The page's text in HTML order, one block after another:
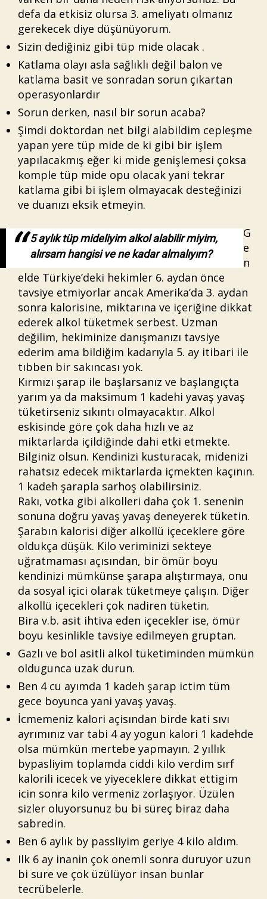
defa da etkisiz olursa 3. ameliyatı olmanız
gerekecek diye düşünüyorum.
Sizin dediğiniz gibi tüp mide olacak .
Katlama olayı asla sağlıklı değil balon ve
katlama basit ve sonradan sorun çıkartan
operasyonlardır
Sorun derken, nasıl bir sorun acaba?
Şimdi doktordan net bilgi alabildim cepleşme
yapan yere tüp mide de ki gibi bir işlem
yapılacakmış eğer ki mide genişlemesi çoksa
komple tüp mide opu olacak yani tekrar
katlama gibi bi işlem olmayacak desteğinizi
ve duanızı eksik etmeyin.
5 aylık tüp mideliyim alkol alabilir miyim,
alırsam hangisi ve ne kadar almalıyım?
G
e
n
elde Türkiye’deki hekimler 6. aydan önce
tavsiye etmiyorlar ancak Amerika’da 3. aydan
sonra kalorisine, miktarına ve içeriğine dikkat
ederek alkol tüketmek serbest. Uzman
değilim, hekiminize danışmanızı tavsiye
ederim ama bildiğim kadarıyla 5. ay itibari ile
tıbben bir sakıncası yok.
Kırmızı şarap ile başlarsanız ve başlangıçta
yarım ya da maksimum 1 kadehi yavaş yavaş
tüketirseniz sıkıntı olmayacaktır. Alkol
eskisinde göre çok daha hızlı ve az
miktarlarda içildiğinde dahi etki etmekte.
Bilginiz olsun. Kendinizi kusturacak, midenizi
rahatsız edecek miktarlarda içmekten kaçının.
1 kadeh şarapla sarhoş olabilirsiniz.
Rakı, votka gibi alkolleri daha çok 1. senenin
sonuna doğru yavaş yavaş deneyerek tüketin.
Şarabın kalorisi diğer alkollü içeceklere göre
oldukça düşük. Kilo veriminizi sekteye
uğratmaması açısından, bir ömür boyu
kendinizi mümkünse şarapa alıştırmaya, onu
da sosyal içici olarak tüketmeye çalışın. Diğer
alkollü içecekleri çok nadiren tüketin.
Bira v.b. asit ihtiva eden içecekler ise, ömür
boyu kesinlikle tavsiye edilmeyen gruptan.
Gazlı ve bol asitli alkol tüketiminden mümkün
oldugunca uzak durun.
Ben 4 cu ayımda 1 kadeh şarap ictim tüm
gece boyunca yani yavaş yavaş.
İcmemeniz kalori açisından birde kati sıvı
ayrımınız var tabi 4 ay yogun kalori 1 kadehde
olsa mümkün mertebe yapmayın. 2 yıllık
bypasliyim toplamda ciddi kilo verdim sırf
kalorili icecek ve yiyeceklere dikkat ettigim
icin sonra kilo vermeniz zorlaşıyor. Üzülen
sizler oluyorsunuz bu bi süreç biraz daha
sabredin.
Ben 6 aylık by passliyim geriye 4 kilo aldım.
Ilk 6 ay inanin çok onemli sonra duruyor uzun
bi sure ve çok üzülüyor insan bunlar
tecrübelerle.